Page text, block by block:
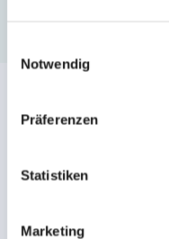
Notwendig
Präferenzen
Statistiken
Marketing
Die
anderen
können sowohl